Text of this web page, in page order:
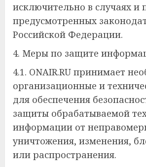
исключительно в случаях и
предусмотренных
Российской Федерации.
4. Меры по защите
4.1. ONAIR.RU принимает
организационные и
для обеспечения
защиты обрабатываемой
информации от
уничтожения, изменения,
или распространения.